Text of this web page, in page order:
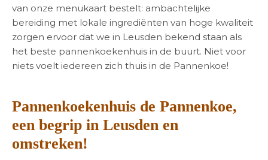
van onze menukaart bestelt: ambachtelijke
bereiding met lokale ingrediënten van hoge kwaliteit
zorgen ervoor dat we in Leusden bekend staan als
het beste pannenkoekenhuis in de buurt. Niet voor
niets voelt iedereen zich thuis in de Pannenkoe!
Pannenkoekenhuis de Pannenkoe,
een begrip in Leusden en
omstreken!